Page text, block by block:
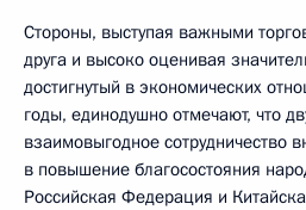
Стороны, выступая важными
друга и высоко оценивая
достигнутый в экономических
годы, единодушно отмечают, что
взаимовыгодное сотрудничество
в повышение благосостояния
Российская Федерация и